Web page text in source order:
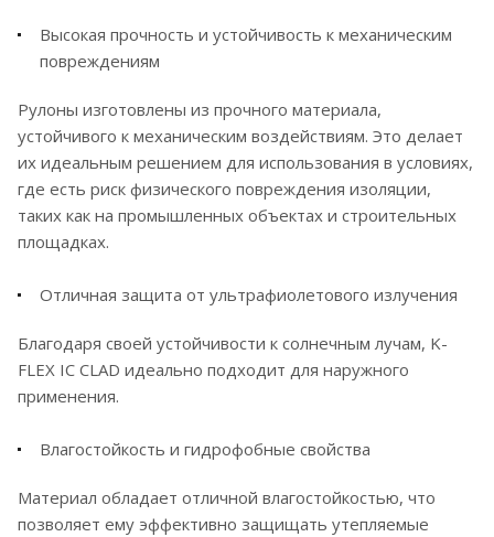
Высокая прочность и устойчивость к механическим
повреждениям
Рулоны изготовлены из прочного материала,
устойчивого к механическим воздействиям. Это делает
их идеальным решением для использования в условиях,
где есть риск физического повреждения изоляции,
таких как на промышленных объектах и строительных
площадках.
Отличная защита от ультрафиолетового излучения
Благодаря своей устойчивости к солнечным лучам, K-
FLEX IC CLAD идеально подходит для наружного
применения.
Влагостойкость и гидрофобные свойства
Материал обладает отличной влагостойкостью, что
позволяет ему эффективно защищать утепляемые